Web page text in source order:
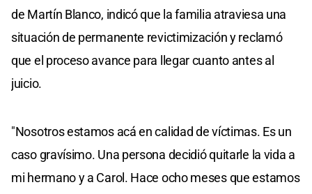
de Martín Blanco, indicó que la familia atraviesa una
situación de permanente revictimización y reclamó
que el proceso avance para llegar cuanto antes al
juicio.
"Nosotros estamos acá en calidad de víctimas. Es un
caso gravísimo. Una persona decidió quitarle la vida a
mi hermano y a Carol. Hace ocho meses que estamos